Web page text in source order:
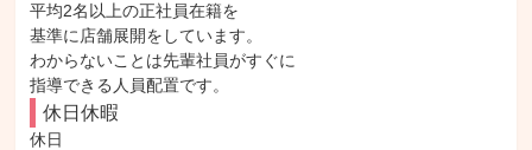
平均2名以上の正社員在籍を
基準に店舗展開をしています。
わからないことは先輩社員がすぐに
指導できる人員配置です。
休日休暇
休日